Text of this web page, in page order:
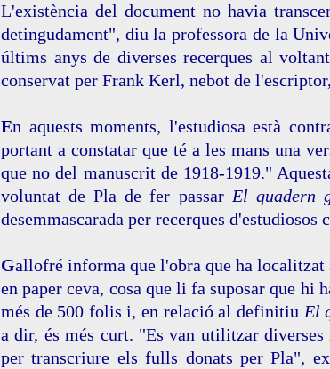
L'existència del document no havia
detingudament", diu la professora de la
últims anys de diverses recerques al
conservat per Frank Kerl, nebot de
En aquests moments, l'estudiosa està
portant a constatar que té a les mans una
que no del manuscrit de 1918-1919."
voluntat de Pla de fer passar El quadern
desemmascarada per recerques
Gallofré informa que l'obra que ha
en paper ceva, cosa que li fa suposar que hi
més de 500 folis i, en relació al definitiu El
a dir, és més curt. "Es van utilitzar diverses
per transcriure els fulls donats per Pla",